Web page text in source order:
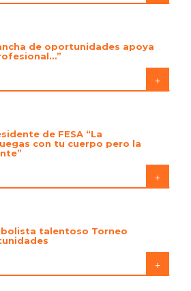
de oportunidades apoya
+
de FESA “La
con tu cuerpo pero la
+
talentoso Torneo
+